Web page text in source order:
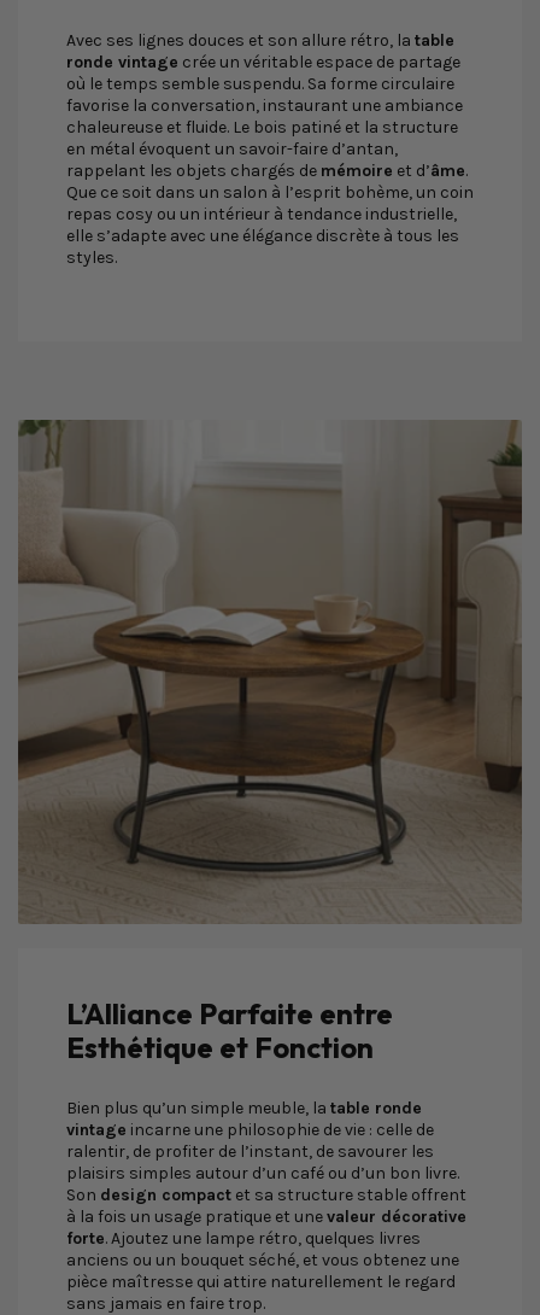
Avec ses lignes douces et son allure rétro, la table
ronde vintage crée un véritable espace de partage
où le temps semble suspendu. Sa forme circulaire
favorise la conversation, instaurant une ambiance
chaleureuse et fluide. Le bois patiné et la structure
en métal évoquent un savoir-faire d’antan,
rappelant les objets chargés de mémoire et d’âme.
Que ce soit dans un salon à l’esprit bohème, un coin
repas cosy ou un intérieur à tendance industrielle,
elle s’adapte avec une élégance discrète à tous les
styles.
L’Alliance Parfaite entre
Esthétique et Fonction
Bien plus qu’un simple meuble, la table ronde
vintage incarne une philosophie de vie : celle de
ralentir, de profiter de l’instant, de savourer les
plaisirs simples autour d’un café ou d’un bon livre.
Son design compact et sa structure stable offrent
à la fois un usage pratique et unevaleur décorative
forte. Ajoutez une lampe rétro, quelques livres
anciens ou un bouquet séché, et vous obtenez une
pièce maîtresse qui attire naturellement le regard
sans jamais en faire trop.